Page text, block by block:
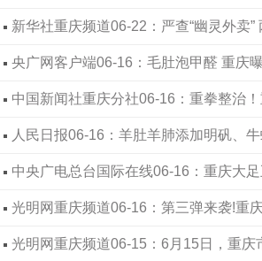
包括使用过期食品原料、诱导消费、骗取
整治 “幽灵外卖”
新华社重庆频道06-22：严查“幽灵外卖”
加强网络餐饮源头监管
央广网客户端06-16：毛肚泡甲醛 重庆
典型违法案件
中国新闻社重庆分社06-16：重拳整治
曝光10起火锅类食品安全典型违法案件
人民日报06-16：羊肚羊肺添加明矾、
用兽药……重庆曝光24起不合格食品案件
中央广电总台国际在线06-16：重庆大
市场监督管理所开展专项检查 守护银发族
全”
光明网重庆频道06-16：第三弹来袭!重
监督管理局公开曝光24起食品抽检不合格
光明网重庆频道06-15：6月15日，重庆